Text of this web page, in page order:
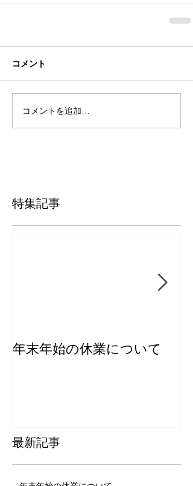
コメント
コメントを追加…
特集記事
年末年始の休業について
最新記事